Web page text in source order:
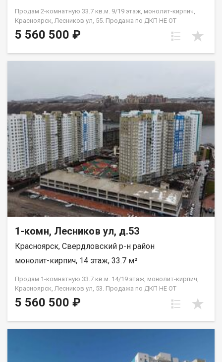
Продам 2-комнатную 33.7 кв.м. 9/19 этаж, монолит-кирпич,
Красноярск, Лесников ул, 55. Продажа по ДКП НЕ ОТ
ЗАСТРОЙЩИКА
5 560 500 ₽
1-комн, Лесников ул, д.53
Красноярск, Свердловский р-н район
монолит-кирпич, 14 этаж, 33.7 м²
Продам 1-комнатную 33.7 кв.м. 14/19 этаж, монолит-кирпич,
Красноярск, Лесников ул, 53. Продажа по ДКП НЕ ОТ
ЗАСТРОЙЩИКА
5 560 500 ₽